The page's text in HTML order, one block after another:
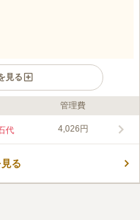
見る
は、真言宗の寺院です。 多摩
、「八王子駅」から西東京バ
お墓の建立も真言宗の方のみ
あります。
管理費
代 4,026円
る